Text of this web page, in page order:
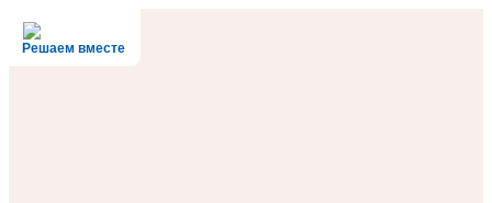
Решаем вместе